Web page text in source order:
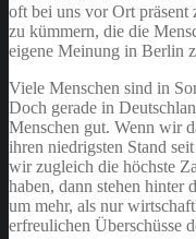
oft bei uns vor Ort präsent
zu kümmern, die die
eigene Meinung in Berlin
Viele Menschen sind in
Doch gerade in
Menschen gut. Wenn wir
ihren niedrigsten Stand
wir zugleich die höchste
haben, dann stehen hinter
um mehr, als nur
erfreulichen Überschüsse